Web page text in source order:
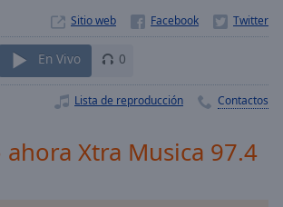
Sitio web
En Vivo 0
Lista de reproducción Contactos
Xtra Musica 97.4